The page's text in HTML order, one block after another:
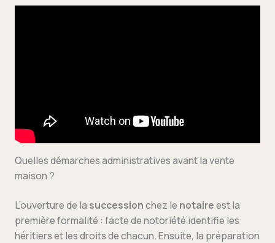
Quelles démarches administratives avant la vente
maison ?
L’ouverture de la successionchez le notaireest la
première formalité : l’acte de notoriété identifie les
héritiers et les droits de chacun. Ensuite, la préparation